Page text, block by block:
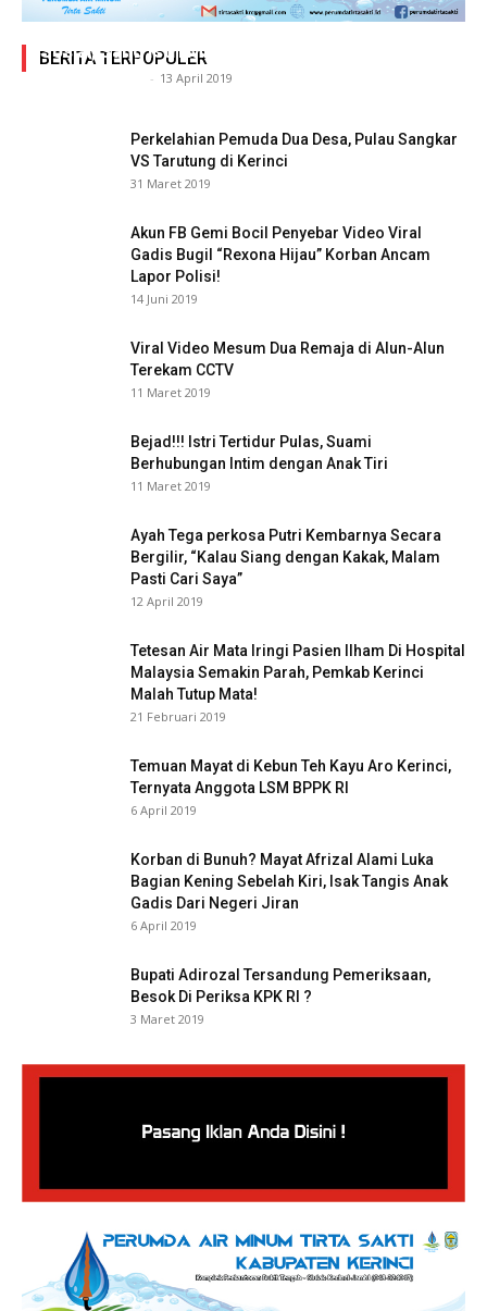
BERITA TERPOPULER
Adegan Ranjang Dua Kadis, Perhubungan Vs
Sosial, Sang Istri Miliki Bukti Video Mesum Hot
- 13 April 2019
Perkelahian Pemuda Dua Desa, Pulau Sangkar
VS Tarutung di Kerinci
31 Maret 2019
Akun FB Gemi Bocil Penyebar Video Viral
Gadis Bugil “Rexona Hijau” Korban Ancam
Lapor Polisi!
14 Juni 2019
Viral Video Mesum Dua Remaja di Alun-Alun
Terekam CCTV
11 Maret 2019
Bejad!!! Istri Tertidur Pulas, Suami
Berhubungan Intim dengan Anak Tiri
11 Maret 2019
Ayah Tega perkosa Putri Kembarnya Secara
Bergilir, “Kalau Siang dengan Kakak, Malam
Pasti Cari Saya”
12 April 2019
Tetesan Air Mata Iringi Pasien Ilham Di Hospital
Malaysia Semakin Parah, Pemkab Kerinci
Malah Tutup Mata!
21 Februari 2019
Temuan Mayat di Kebun Teh Kayu Aro Kerinci,
Ternyata Anggota LSM BPPK RI
6 April 2019
Korban di Bunuh? Mayat Afrizal Alami Luka
Bagian Kening Sebelah Kiri, Isak Tangis Anak
Gadis Dari Negeri Jiran
6 April 2019
Bupati Adirozal Tersandung Pemeriksaan,
Besok Di Periksa KPK RI ?
3 Maret 2019